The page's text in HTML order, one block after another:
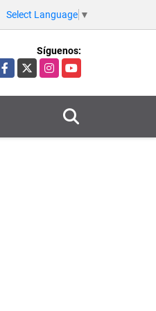
Select Language ▼
Síguenos:
Facebook
X InstagramYouTube